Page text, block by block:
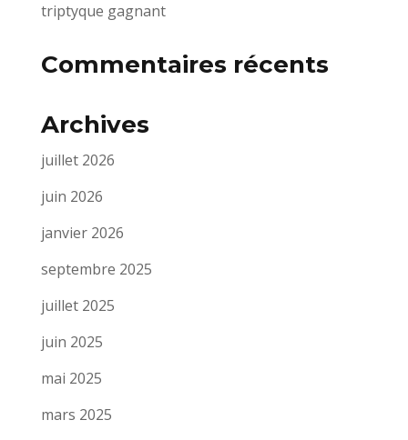
triptyque gagnant
Commentaires récents
Archives
juillet 2026
juin 2026
janvier 2026
septembre 2025
juillet 2025
juin 2025
mai 2025
mars 2025